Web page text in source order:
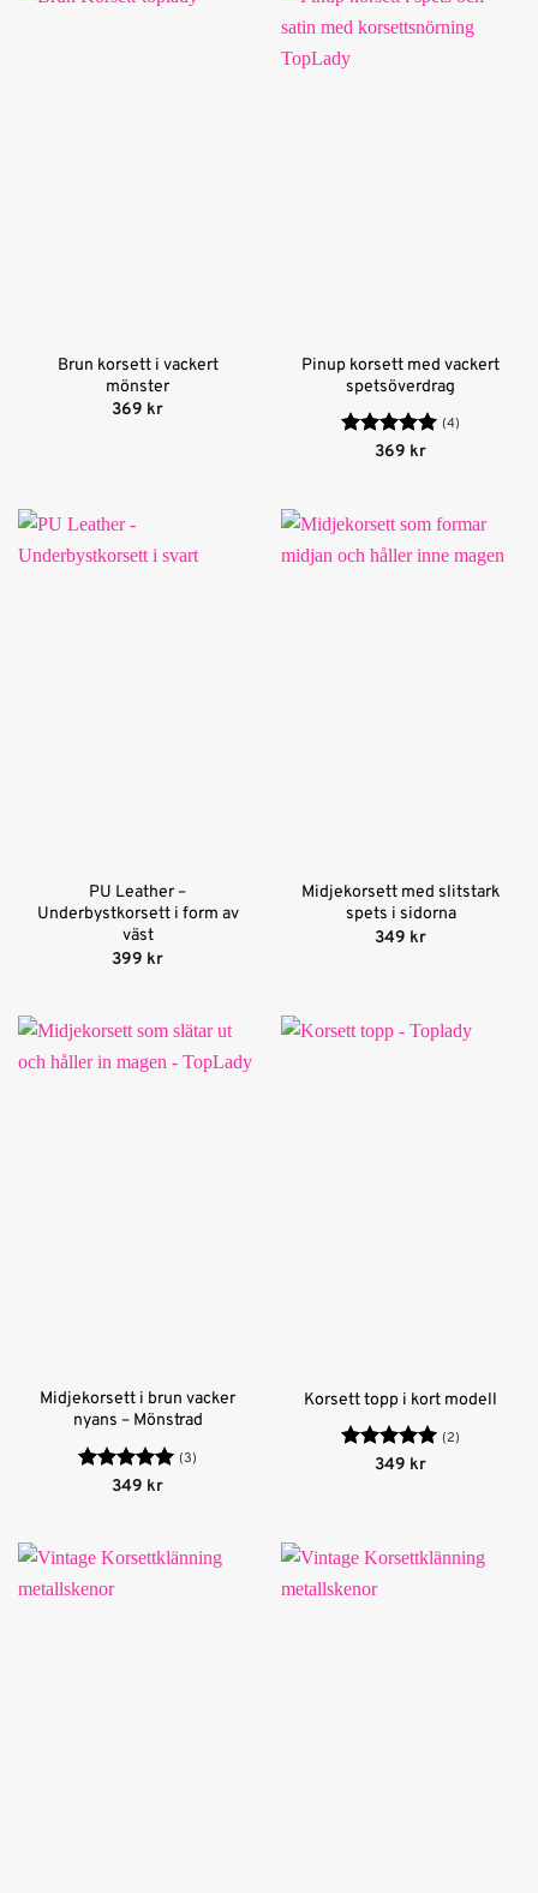
Brun korsett i vackert
mönster
369 kr
Pinup korsett med vackert
spetsöverdrag
Betygsatt5
(4)
369 kr
PU Leather –
Underbystkorsett i form av
väst
399 kr
Midjekorsett med slitstark
spets i sidorna
349 kr
Midjekorsett i brun vacker
nyans – Mönstrad
Betygsatt5
(3)
349 kr
Korsett topp i kort modell
Betygsatt5
(2)
349 kr